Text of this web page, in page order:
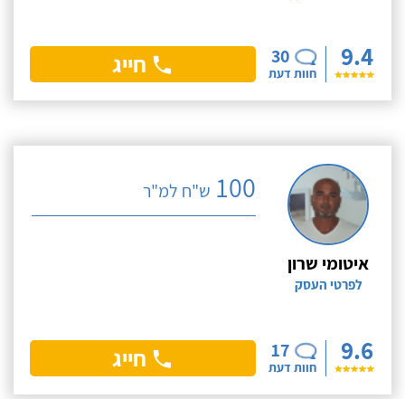
9.4
30
חוות דעת חייג
איטומי שרון
לפרטי העסק
9.6
17
חוות דעת
100 ש"ח למ"ר
חייג